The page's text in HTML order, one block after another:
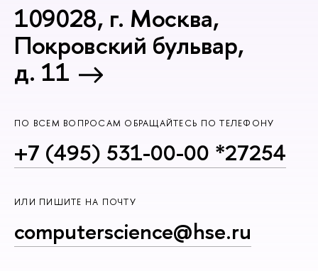
109028, г. Москва,
Покровский бульвар,
д. 11
ПО ВСЕМ ВОПРОСАМ ОБРАЩАЙТЕСЬ ПО ТЕЛЕФОНУ
+7 (495) 531-00-00 *27254
ИЛИ ПИШИТЕ НА ПОЧТУ
computerscience@hse.ru